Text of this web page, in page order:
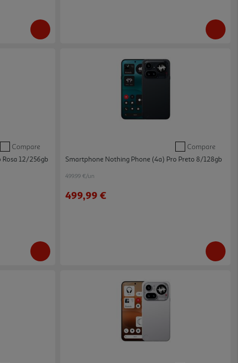
Compare
12/256gb
Compare
Smartphone Nothing Phone (4a) Pro Preto 8/128gb
499.99 €/un
499,99 €